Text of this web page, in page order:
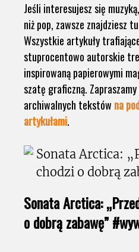
Jeśli interesujesz się
niż pop, zawsze znajdziesz
Wszystkie artykuły
stuprocentowo autorskie
inspirowaną papierowymi
szatę graficzną.
archiwalnych tekstów na
artykułami.
Sonata Arctica:
o dobrą zabawę”